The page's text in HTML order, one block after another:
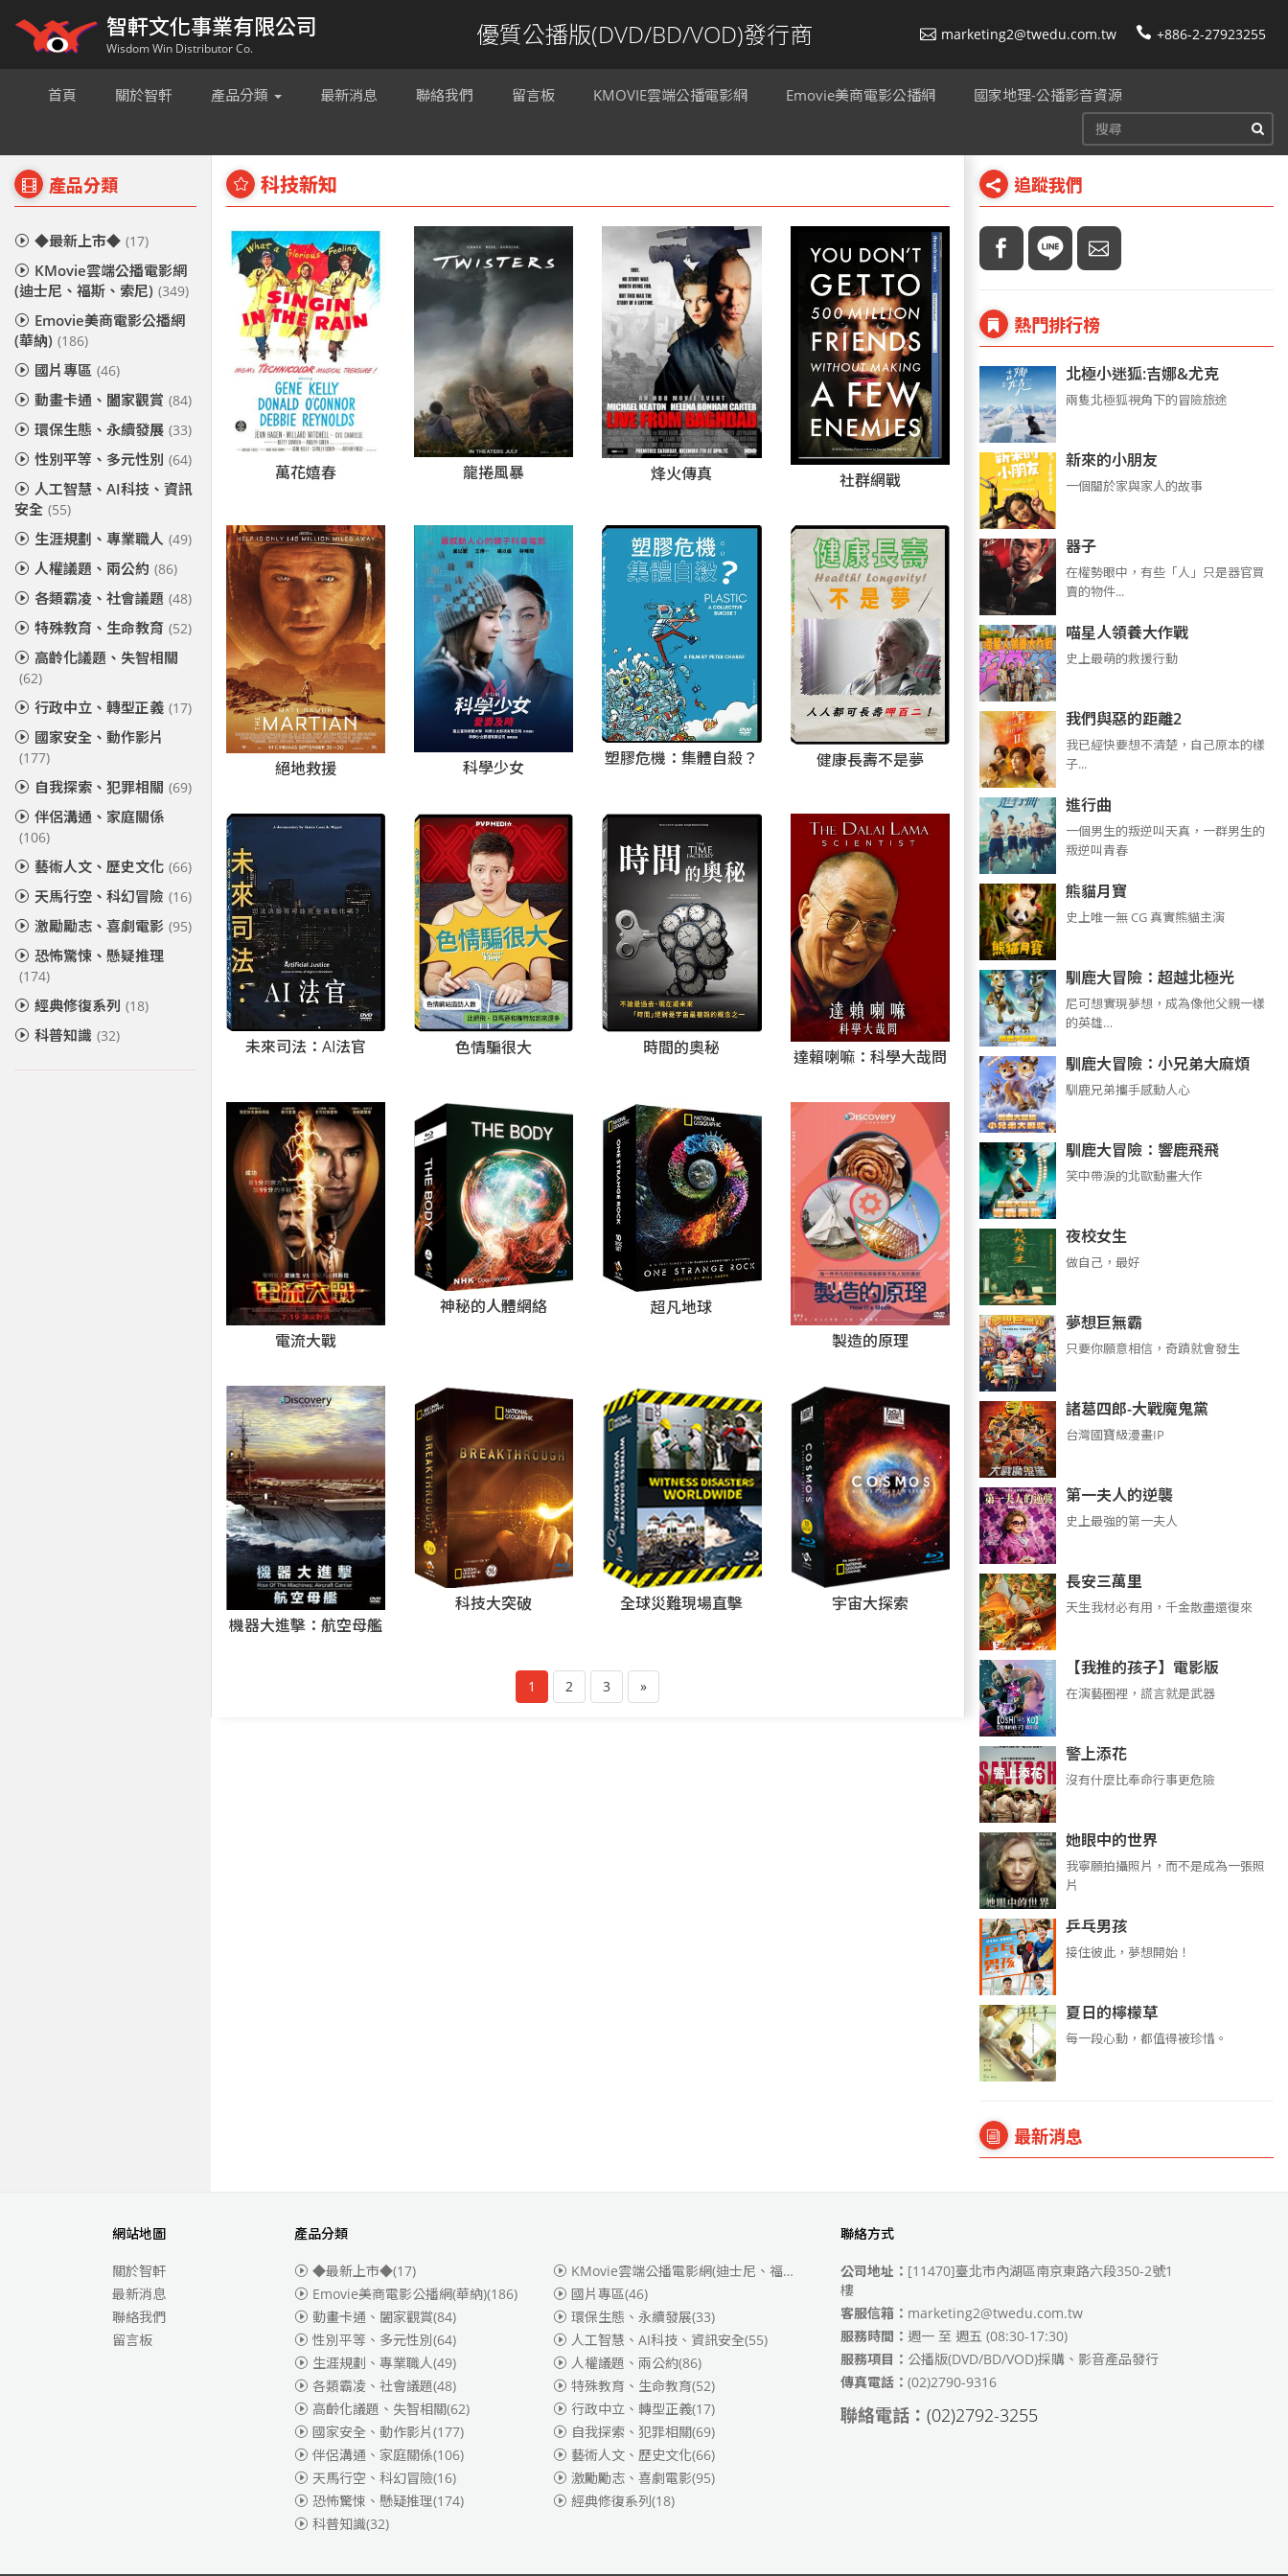
智軒文化事業有限公司
Wisdom Win Distributor Co. 優質公播版(DVD/BD/VOD)發行商 marketing2@twedu.com.tw +886-2-27923255
首頁 關於智軒 產品分類 最新消息 聯絡我們 留言板 KMOVIE雲端公播電影網 Emovie美商電影公播網 國家地理-公播影音資源
產品分類
◆最新上市◆ (17)
KMovie雲端公播電影網
(迪士尼、福斯、索尼) (349)
Emovie美商電影公播網
(華納) (186)
國片專區 (46)
動畫卡通、闔家觀賞 (84)
環保生態、永續發展 (33)
性別平等、多元性別 (64)
人工智慧、AI科技、資訊
安全 (55)
生涯規劃、專業職人 (49)
人權議題、兩公約 (86)
各類霸凌、社會議題 (48)
特殊教育、生命教育 (52)
高齡化議題、失智相關
(62)
行政中立、轉型正義 (17)
國家安全、動作影片
(177)
自我探索、犯罪相關 (69)
伴侶溝通、家庭關係
(106)
藝術人文、歷史文化 (66)
天馬行空、科幻冒險 (16)
激勵勵志、喜劇電影 (95)
恐怖驚悚、懸疑推理
(174)
經典修復系列 (18)
科普知識 (32)
科技新知
萬花嬉春 龍捲風暴 烽火傳真 社群網戰
絕地救援 科學少女 塑膠危機：集體自殺？ 健康長壽不是夢
未來司法：AI法官 色情騙很大 時間的奧秘 達賴喇嘛：科學大哉問
電流大戰
神秘的人體網絡
超凡地球
製造的原理
機器大進擊：航空母艦
科技大突破 全球災難現場直擊 宇宙大探索
1 2 3 »
追蹤我們
熱門排行榜
北極小迷狐:吉娜&尤克
兩隻北極狐視角下的冒險旅途
新來的小朋友
一個關於家與家人的故事
器子
在權勢眼中，有些「人」只是器官買
賣的物件...
喵星人領養大作戰
史上最萌的救援行動
我們與惡的距離2
我已經快要想不清楚，自己原本的樣
子...
進行曲
​​​一個男生的叛逆叫天真，一群男生的
叛逆叫青春
熊貓月寶
史上唯一無 CG 真實熊貓主演
馴鹿大冒險：超越北極光
尼可想實現夢想，成為像他父親一樣
的英雄…
馴鹿大冒險：小兄弟大麻煩
馴鹿兄弟攜手感動人心
馴鹿大冒險：響鹿飛飛
笑中帶淚的北歐動畫大作
夜校女生
做自己，最好
夢想巨無霸
只要你願意相信，奇蹟就會發生
諸葛四郎-大戰魔鬼黨
台灣國寶級漫畫IP
第一夫人的逆襲
史上最強的第一夫人
長安三萬里
天生我材必有用，千金散盡還復來
【我推的孩子】電影版
在演藝圈裡，謊言就是武器
警上添花
沒有什麼比奉命行事更危險
她眼中的世界
我寧願拍攝照片，而不是成為一張照
片
乒乓男孩
接住彼此，夢想開始！
夏日的檸檬草
每一段心動，都值得被珍惜。
最新消息
網站地圖
關於智軒
最新消息
聯絡我們
留言板
產品分類
◆最新上市◆(17) KMovie雲端公播電影網(迪士尼、福斯、索尼)
(349)
Emovie美商電影公播網(華納)(186) 國片專區(46)
動畫卡通、闔家觀賞(84) 環保生態、永續發展(33)
性別平等、多元性別(64) 人工智慧、AI科技、資訊安全(55)
生涯規劃、專業職人(49) 人權議題、兩公約(86)
各類霸凌、社會議題(48) 特殊教育、生命教育(52)
高齡化議題、失智相關(62) 行政中立、轉型正義(17)
國家安全、動作影片(177) 自我探索、犯罪相關(69)
伴侶溝通、家庭關係(106) 藝術人文、歷史文化(66)
天馬行空、科幻冒險(16) 激勵勵志、喜劇電影(95)
恐怖驚悚、懸疑推理(174) 經典修復系列(18)
科普知識(32)
聯絡方式
公司地址： [11470]臺北市內湖區南京東路六段350-2號1
樓
客服信箱： marketing2@twedu.com.tw
服務時間： 週一 至 週五 (08:30-17:30)
服務項目： 公播版(DVD/BD/VOD)採購、影音產品發行
傳真電話： (02)2790-9316
聯絡電話： (02)2792-3255